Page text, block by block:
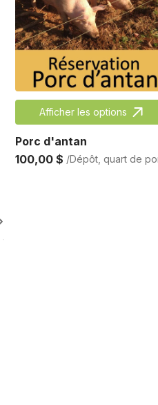
Afficher les options
Porc d'antan
100,00 $ /Dépôt, quart de